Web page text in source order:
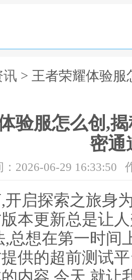
讯 > 王者荣耀体验
验服怎么创,
密通
：2026-06-29 16:33:50
开启探索之旅身
本更新总是让
,总想在第一时间
供的超前测试